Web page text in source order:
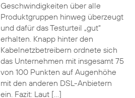
Geschwindigkeiten über alle
Produktgruppen hinweg überzeugt
und dafür das Testurteil „gut“
erhalten. Knapp hinter den
Kabelnetzbetreibern ordnete sich
das Unternehmen mit insgesamt 75
von 100 Punkten auf Augenhöhe
mit den anderen DSL-Anbietern
ein. Fazit: Laut […]